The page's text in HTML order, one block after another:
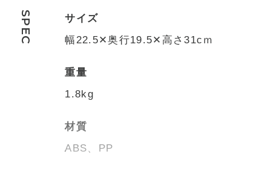
SPEC
サイズ
幅22.5✕奥行19.5✕高さ31cｍ
重量
1.8kg
材質
ABS、PP